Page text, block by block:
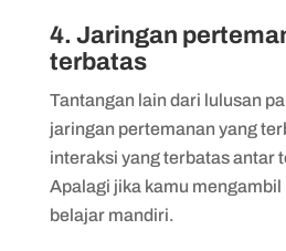
4. Jaringan
terbatas
Tantangan lain dari lulusan
jaringan pertemanan yang
interaksi yang terbatas antar
Apalagi jika kamu mengambil
belajar mandiri.